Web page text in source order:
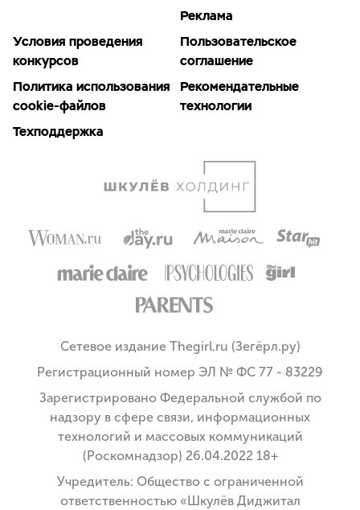
Реклама
Условия проведения
конкурсов
Пользовательское
соглашение
Политика использования
cookie-файлов
Рекомендательные
технологии
Техподдержка
Сетевое издание Thegirl.ru (Зегёрл.ру)
Регистрационный номер ЭЛ № ФС 77 - 83229
Зарегистрировано Федеральной службой по
надзору в сфере связи, информационных
технологий и массовых коммуникаций
(Роскомнадзор) 26.04.2022 18+
Учредитель: Общество с ограниченной
ответственностью «Шкулёв Диджитал